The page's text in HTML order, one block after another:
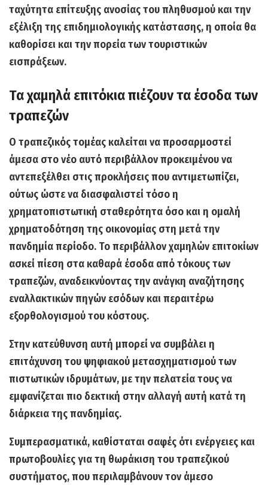
ταχύτητα επίτευξης ανοσίας του πληθυσμού και την
εξέλιξη της επιδημιολογικής κατάστασης, η οποία θα
καθορίσει και την πορεία των τουριστικών
εισπράξεων.
Τα χαμηλά επιτόκια πιέζουν τα έσοδα των
τραπεζών
Ο τραπεζικός τομέας καλείται να προσαρμοστεί
άμεσα στο νέο αυτό περιβάλλονπροκειμένου να
αντεπεξέλθει στις προκλήσεις που αντιμετωπίζει,
ούτως ώστε να διασφαλιστεί τόσο η
χρηματοπιστωτική σταθερότητα όσο και η ομαλή
χρηματοδότηση της οικονομίας στη μετά την
πανδημία περίοδο. Το περιβάλλον χαμηλών επιτοκίων
ασκεί πίεση στα καθαρά έσοδα από τόκους των
τραπεζών, αναδεικνύοντας την ανάγκη αναζήτησης
εναλλακτικών πηγών εσόδων και περαιτέρω
εξορθολογισμού του κόστους.
Στην κατεύθυνση αυτή μπορεί να συμβάλει η
επιτάχυνση του ψηφιακού μετασχηματισμούτων
πιστωτικών ιδρυμάτων, με την πελατεία τους να
εμφανίζεται πιο δεκτική στην αλλαγή αυτή κατά τη
διάρκεια της πανδημίας.
Συμπερασματικά, καθίσταται σαφές ότι ενέργειες και
πρωτοβουλίες για τη θωράκιση του τραπεζικού
συστήματος,που περιλαμβάνουν τον άμεσο